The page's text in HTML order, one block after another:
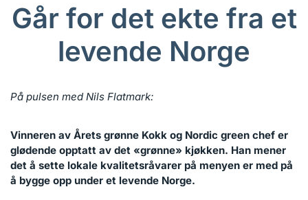
Går for det ekte fra et
levende Norge
På pulsen med Nils Flatmark:
Vinneren av Årets grønne Kokk og Nordic green chef er
glødende opptatt av det «grønne» kjøkken. Han mener
det å sette lokale kvalitetsråvarer på menyen er med på
å bygge opp under et levende Norge.